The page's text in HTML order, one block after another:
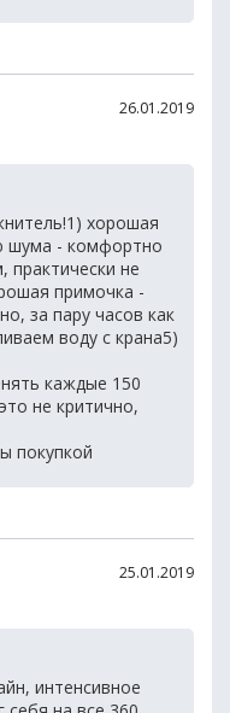
26.01.2019
хорошая
шума - комфортно
практически не
примочка -
за пару часов как
воду с крана5)
каждые 150
не критично,
покупкой
25.01.2019
интенсивное